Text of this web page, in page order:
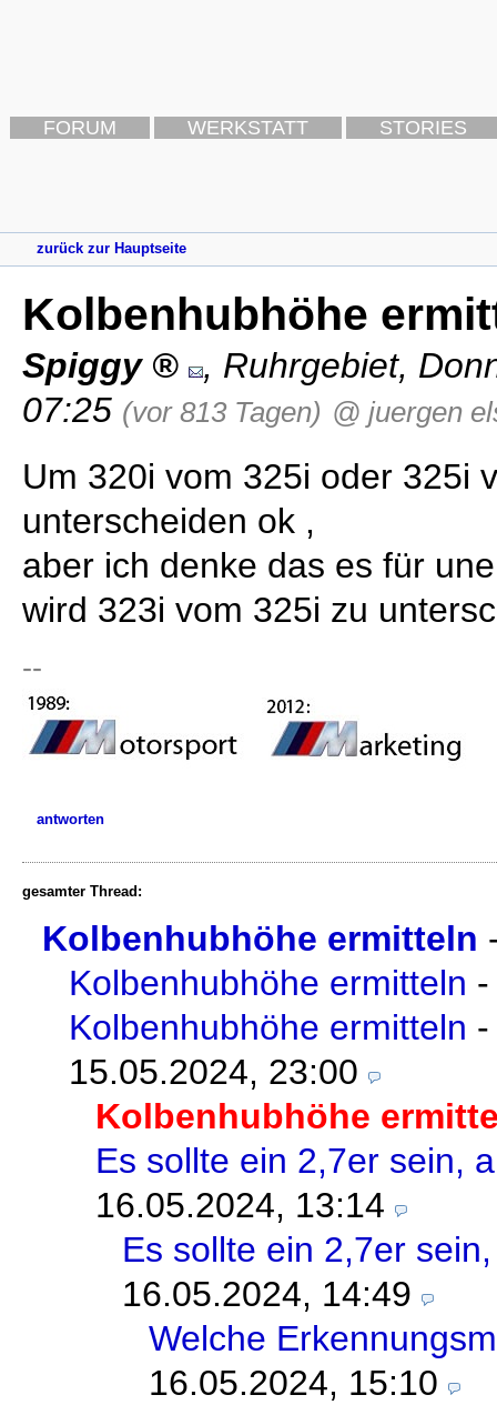
FORUM WERKSTATT STORIES
zurück zur Hauptseite
Kolbenhubhöhe
Spiggy , Ruhrgebiet,
07:25 (vor 813 Tagen) @ juergen
Um 320i vom 325i oder 325i
unterscheiden ok ,
aber ich denke das es für
wird 323i vom 325i zu
--
antworten
gesamter Thread:
Kolbenhubhöhe ermitteln
Kolbenhubhöhe ermitteln
Kolbenhubhöhe ermitteln
15.05.2024, 23:00
Kolbenhubhöhe
Es sollte ein 2,7er sein,
16.05.2024, 13:14
Es sollte ein 2,7er
16.05.2024, 14:49
Welche
16.05.2024, 15:10